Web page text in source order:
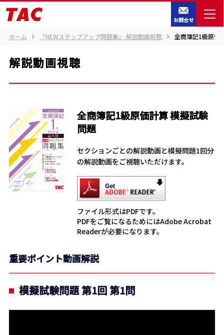
お問合せ
ホーム 『NEWステップアップ問題集』 解説動画視聴 全商簿記1級原価
解説動画視聴
全商簿記1級原価計算 模擬試験
問題
セクションごとの解説動画と模擬問題1回分
の解説動画をご視聴いただけます。
ファイル形式はPDFです。
PDFをご覧になるためにはAdobe Acrobat
Readerが必要になります。
重要ポイント動画解説
模擬試験問題 第1回 第1問